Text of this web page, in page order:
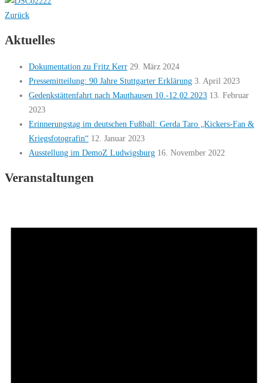
Zurück
Aktuelles
Dokumentation zu Fritz Kerr 29. März 2024
Pressemitteilung: 90 Jahre Stuttgarter Erklärung 3. April 2023
Gedenkstättenfahrt nach Mauthausen 10.-12.02.2023 13. Februar
2023
Erinnerungstag im deutschen Fußball: Gerda Taro „Kickers-Fan &
Kriegsfotografin“ 12. Januar 2023
Ausstellung im DemoZ Ludwigsburg 16. November 2022
Veranstaltungen